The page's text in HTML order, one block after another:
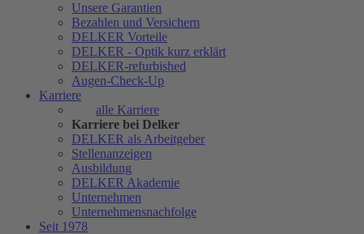
Unsere Garantien
Bezahlen und Versichern
DELKER Vorteile
DELKER - Optik kurz erklärt
DELKER-refurbished
Augen-Check-Up
Karriere
alle Karriere
Karriere bei Delker
DELKER als Arbeitgeber
Stellenanzeigen
Ausbildung
DELKER Akademie
Unternehmen
Unternehmensnachfolge
Seit 1978